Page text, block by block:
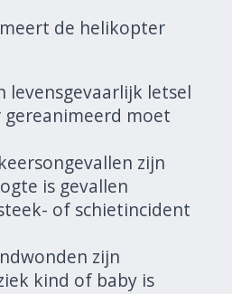
de helikopter
levensgevaarlijk letsel
moet
zijn
is gevallen
of schietincident
zijn
kind of baby is